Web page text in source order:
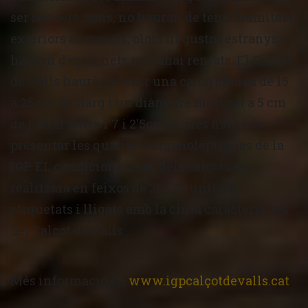
ser sencers, sans, no hauran de tenir humitats
exteriors anormals, olors ni gustos estranys,
hauran d'estar nets però mai rentats. El Calçot
de Valls haurà de tenir una cama blanca de 15
a 25 cm de llarg i un diàmetre mesurat a 5 cm
de l'arrel entre 1'7 i 2'5cm. A més haurà de
presentar les qualitats organolèptiques de la
realitzarà en feixos de 25 i 50 unitats,
etiquetats i lligats amb la cinta característica
del Calçot de Valls.
Més informació en www.igpcalçotdevalls.cat